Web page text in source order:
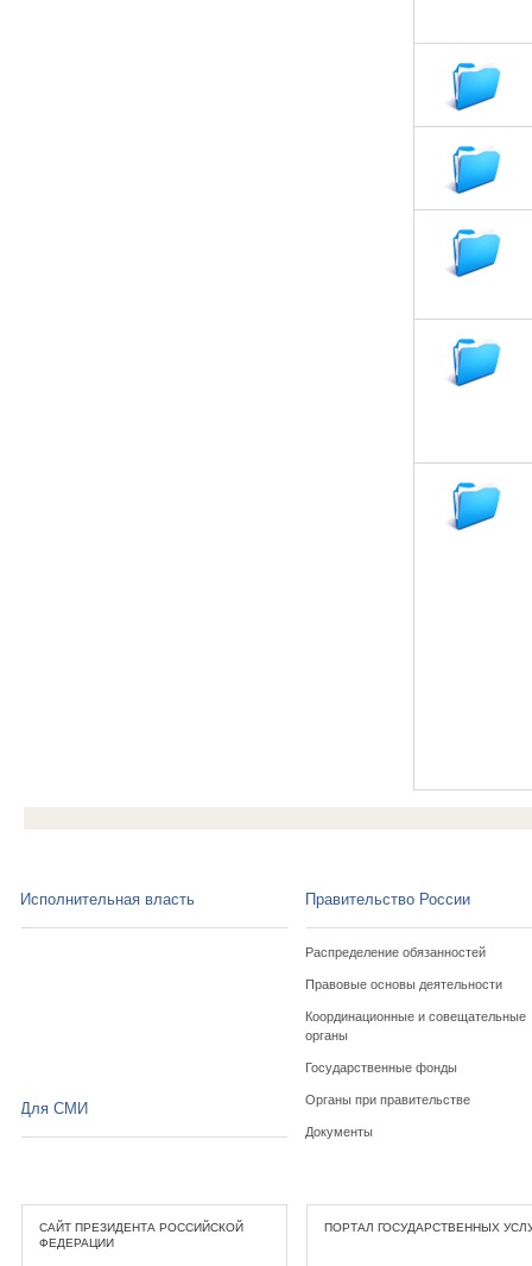
Исполнительная власть Правительство России
Распределение обязанностей
Правовые основы деятельности
Координационные и совещательные
органы
Государственные фонды
Органы при правительстве
Документы
Для СМИ
САЙТ ПРЕЗИДЕНТА РОССИЙСКОЙ
ФЕДЕРАЦИИ
ПОРТАЛ ГОСУДАРСТВЕННЫХ